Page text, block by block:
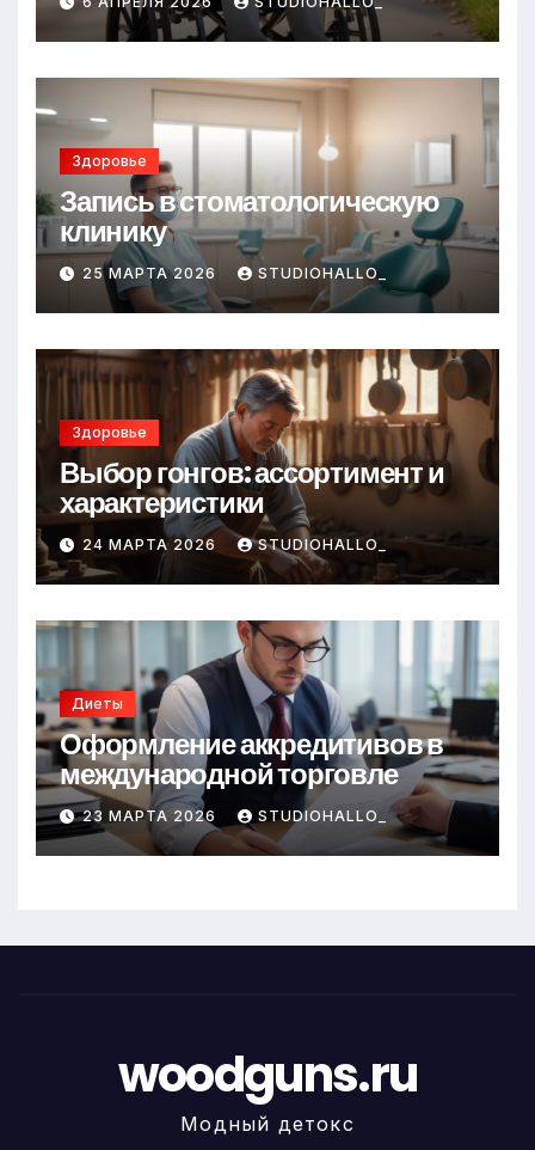
Здоровье
Запись в стоматологическую
клинику
25 МАРТА 2026 STUDIOHALLO_
Здоровье
Выбор гонгов: ассортимент и
характеристики
24 МАРТА 2026 STUDIOHALLO_
Диеты
Оформление аккредитивов в
международной торговле
23 МАРТА 2026 STUDIOHALLO_
woodguns.ru
Модный детокс